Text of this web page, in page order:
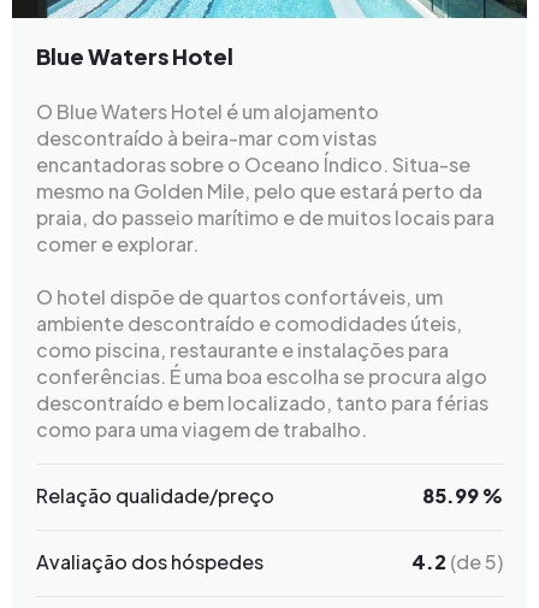
Blue Waters Hotel
O Blue Waters Hotel é um alojamento
descontraído à beira-mar com vistas
encantadoras sobre o Oceano Índico. Situa-se
mesmo na Golden Mile, pelo que estará perto da
praia, do passeio marítimo e de muitos locais para
comer e explorar.
O hotel dispõe de quartos confortáveis, um
ambiente descontraído e comodidades úteis,
como piscina, restaurante e instalações para
conferências. É uma boa escolha se procura algo
descontraído e bem localizado, tanto para férias
como para uma viagem de trabalho.
Relação qualidade/preço 85.99 %
Avaliação dos hóspedes 4.2 (de 5)